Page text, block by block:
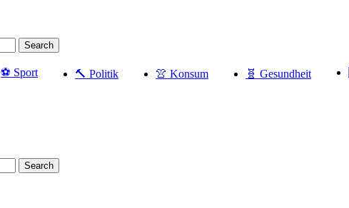
Search
⚽️ Sport 🔨 Politik 👚 Konsum 🧬 Gesundheit
Search